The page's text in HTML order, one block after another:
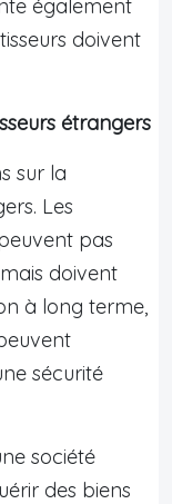
également
doivent
étrangers
sur la
Les
pas
doivent
à long terme,
sécurité
société
des biens